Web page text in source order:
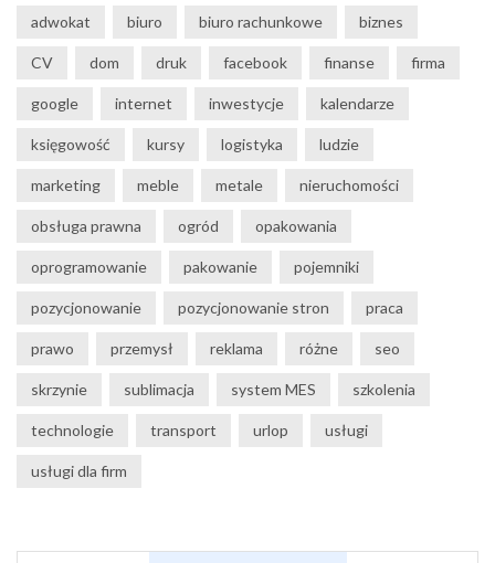
adwokat biuro biuro rachunkowe biznes
CV dom druk facebook finanse firma
google internet inwestycje kalendarze
księgowość kursy logistyka ludzie
marketing meble metale nieruchomości
obsługa prawna ogród opakowania
oprogramowanie pakowanie pojemniki
pozycjonowanie pozycjonowanie stron praca
prawo przemysł reklama różne seo
skrzynie sublimacja system MES szkolenia
technologie transport urlop usługi
usługi dla firm